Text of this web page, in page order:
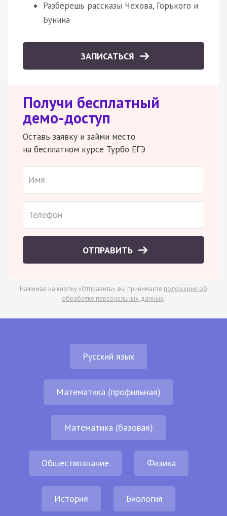
Разберешь рассказы Чехова, Горького и
Бунина
ЗАПИСАТЬСЯ
Получи бесплатный
демо-доступ
Оставь заявку и займи место
на бесплатном курсе Турбо ЕГЭ
ОТПРАВИТЬ
Нажимая на кнопку «Отправить», вы принимаете положение об
обработке персональных данных.
Русский язык
Математика (профильная)
Математика (базовая)
Обществознание Физика
История Биология